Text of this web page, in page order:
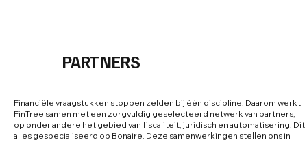
PARTNERS
Financiële vraagstukken stoppen zelden bij één discipline. Daarom werkt
FinTree samen met een zorgvuldig geselecteerd netwerk van partners,
op onder andere het gebied van fiscaliteit, juridisch en automatisering. Dit
alles gespecialiseerd op Bonaire. Deze samenwerkingen stellen ons in